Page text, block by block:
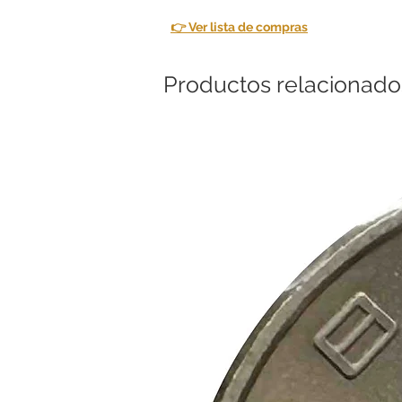
👉 Ver lista de compras
Productos